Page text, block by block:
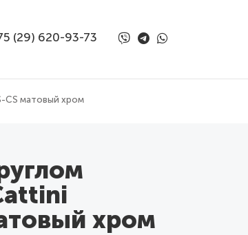
(29) 620-93-73
CS матовый хром
хром